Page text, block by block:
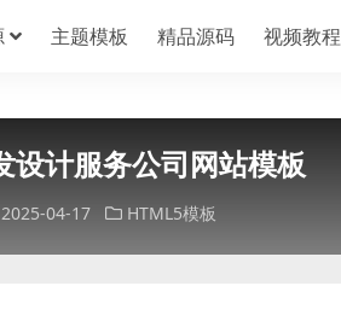
主题模板 精品源码 视频教程
设计服务公司网站模板
2025-04-17 HTML5模板